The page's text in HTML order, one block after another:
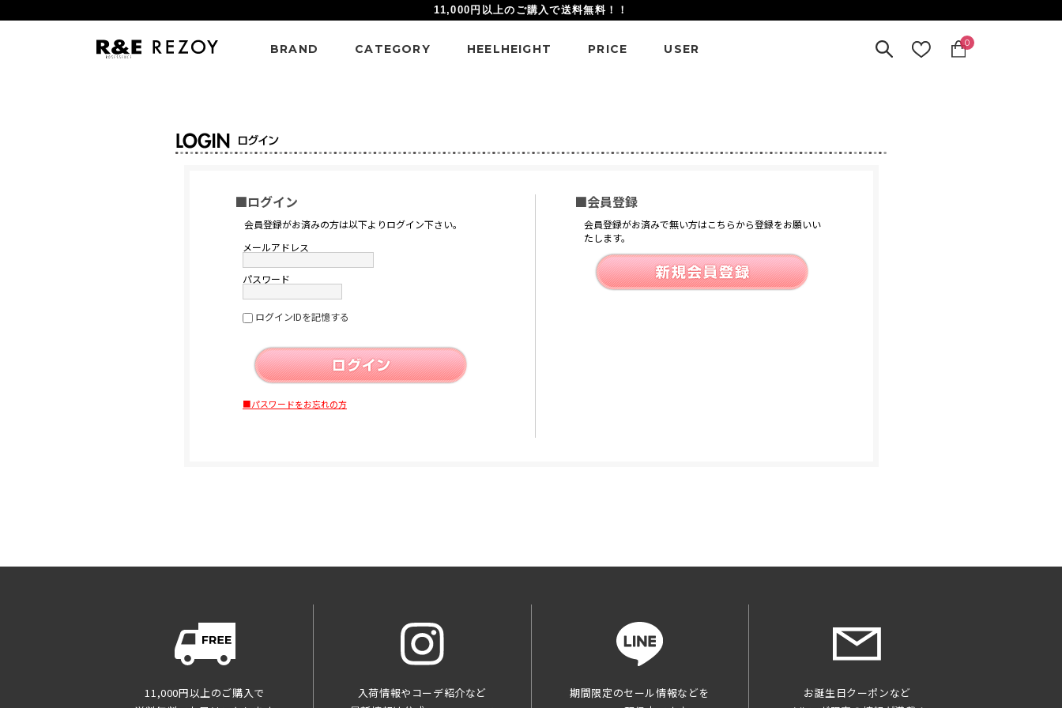
11,000円以上のご購入で送料無料！！
BRAND CATEGORY HEELHEIGHT PRICE USER 0
■ログイン
会員登録がお済みの方は以下よりログイン下さい。
メールアドレス
パスワード
ログインIDを記憶する
■パスワードをお忘れの方
■会員登録
会員登録がお済みで無い方はこちらから登録をお願いい
たします。
11,000円以上のご購入で
入荷情報やコーデ紹介など
期間限定のセール情報などを
お誕生日クーポンなど